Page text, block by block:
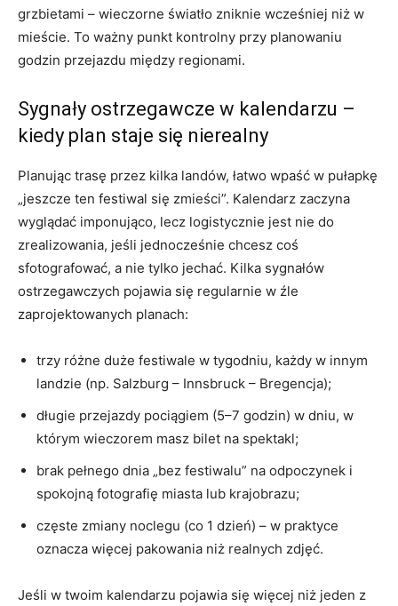
grzbietami – wieczorne światło zniknie wcześniej niż w
mieście. To ważny punkt kontrolny przy planowaniu
godzin przejazdu między regionami.
Sygnały ostrzegawcze w kalendarzu –
kiedy plan staje się nierealny
Planując trasę przez kilka landów, łatwo wpaść w pułapkę
„jeszcze ten festiwal się zmieści”. Kalendarz zaczyna
wyglądać imponująco, lecz logistycznie jest nie do
zrealizowania, jeśli jednocześnie chcesz coś
sfotografować, a nie tylko jechać. Kilka sygnałów
ostrzegawczych pojawia się regularnie w źle
zaprojektowanych planach:
trzy różne duże festiwale w tygodniu, każdy w innym
landzie (np. Salzburg – Innsbruck – Bregencja);
długie przejazdy pociągiem (5–7 godzin) w dniu, w
którym wieczorem masz bilet na spektakl;
brak pełnego dnia „bez festiwalu” na odpoczynek i
spokojną fotografię miasta lub krajobrazu;
częste zmiany noclegu (co 1 dzień) – w praktyce
oznacza więcej pakowania niż realnych zdjęć.
Jeśli w twoim kalendarzu pojawia się więcej niż jeden z